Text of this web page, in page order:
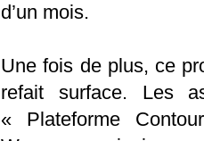
d’un mois.
Une fois de plus, ce
refait surface. Les
« Plateforme